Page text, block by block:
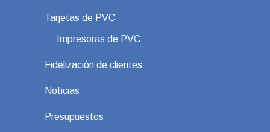
Tarjetas de PVC
Impresoras de PVC
Fidelización de clientes
Noticias
Presupuestos